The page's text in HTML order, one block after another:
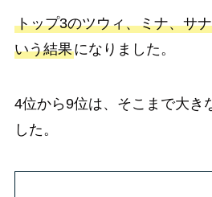
トップ3のツウィ、ミナ、サ
いう結果になりました。
4位から9位は、そこまで大き
した。